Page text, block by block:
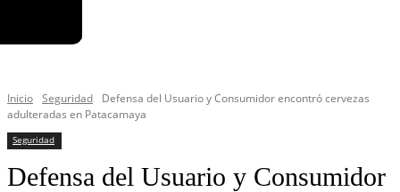
Inicio Seguridad
Defensa del Usuario y Consumidor encontró cervezas
adulteradas en Patacamaya
Seguridad
Defensa del Usuario y Consumidor